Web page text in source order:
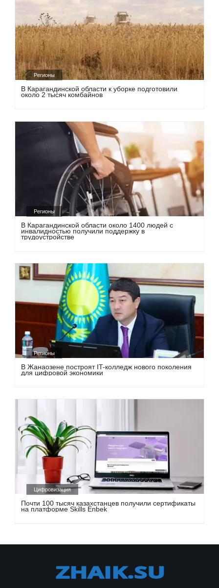
Регионы
В Карагандинской области к уборке подготовили
около 2 тысяч комбайнов
Регионы
В Карагандинской области около 1400 людей с
инвалидностью получили поддержку в
трудоустройстве
Регионы
В Жанаозене построят IT-колледж нового поколения
для цифровой экономики
Цифровизация
Почти 100 тысяч казахстанцев получили сертификаты
на платформе Skills Enbek